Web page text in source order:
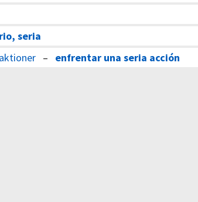
seria
– enfrentar una seria acción